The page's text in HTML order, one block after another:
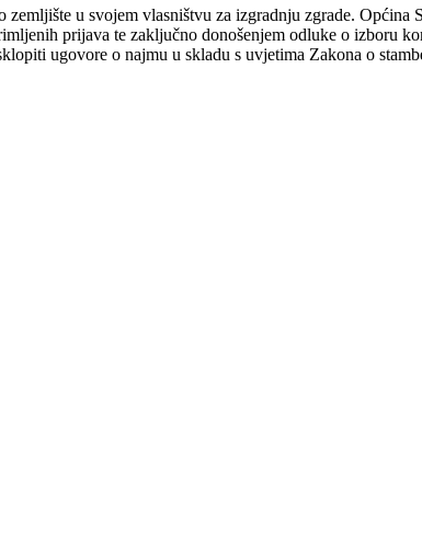
u svojem vlasništvu za izgradnju zgrade.
prijava te zaključno donošenjem odluke o izboru
ugovore o najmu u skladu s uvjetima Zakona o